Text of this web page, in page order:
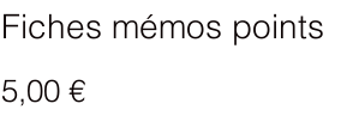
Fiches mémos points
5,00 €Prix